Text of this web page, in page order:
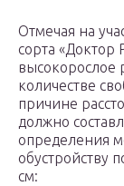
Отмечая на
сорта «Доктор
высокорослое
количестве
причине
должно
определения
обустройству
см: